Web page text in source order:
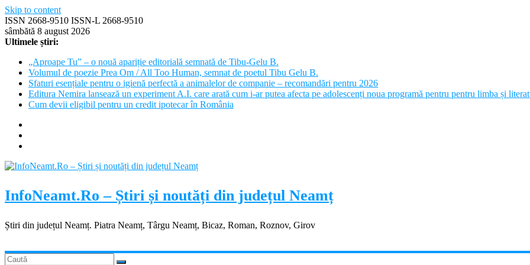
Skip to content
ISSN 2668-9510 ISSN-L 2668-9510
sâmbătă 8 august 2026
Ultimele știri:
„Aproape Tu” – o nouă apariție editorială semnată de Tibu-Gelu B.
Volumul de poezie Prea Om / All Too Human, semnat de poetul Tibu Gelu B.
Sfaturi esențiale pentru o igienă perfectă a animalelor de companie – recomandări pentru 2026
Editura Nemira lansează un experiment A.I. care arată cum i-ar putea afecta pe adolescenți noua programă pentru pentru limba și
Cum devii eligibil pentru un credit ipotecar în România
InfoNeamt.Ro – Știri și noutăți din județul Neamț
Știri din județul Neamț. Piatra Neamț, Târgu Neamț, Bicaz, Roman, Roznov, Girov